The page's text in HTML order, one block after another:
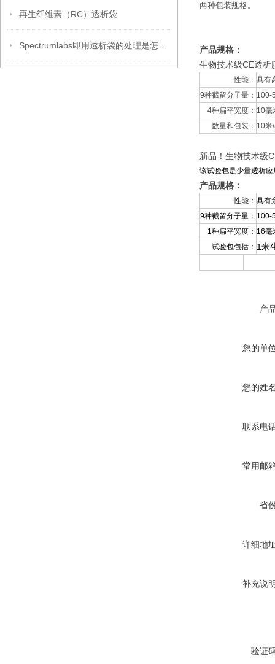
再生纤维素（RC）透析袋
两种包装规格。
产品规格：
生物技术级CE透析
性能： 具有
9种截留分子量： 100-
4种扁平宽度： 10毫
数量和包装： 10米
新品！生物技术级
该试验包是少量透析
产品规格：
性能： 具有
9种截留分子量： 100-
1种扁平宽度： 16毫
试验包包括： 1米
产
您的单
您的姓
联系电
常用邮
省
详细地
补充说
验证